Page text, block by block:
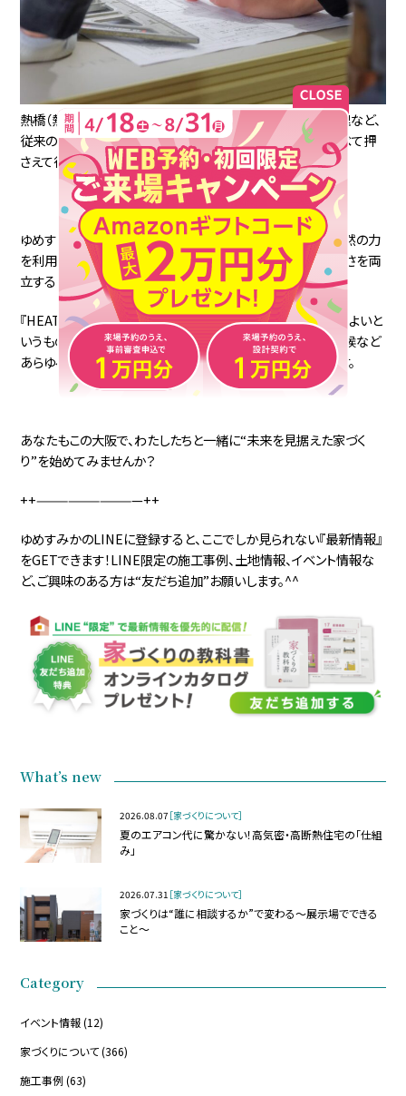
熱橋（熱の逃げ道）対策や断熱材の正しい施工方法、気密処理など、
従来の設計・施工では求められなかった細かなポイントをすべて押
さえて行かなければなりません。
ゆめすみかでは、大阪の気候に合わせた最適な断熱設計、自然の力
を利用したパッシブデザインを取り入れながら、省エネと快適さを両
立する技術を磨いてきました。
『HEAT20』の家づくりは、単に決められた基準をクリアすればよいと
いうものではなく、ご家族の暮らし方や敷地の特性、大阪の気候など
あらゆる点を考慮して、最適な設計を行うことが大切なのです。
あなたもこの大阪で、わたしたちと一緒に“未来を見据えた家づく
り”を始めてみませんか？
++——————————++
ゆめすみかのLINEに登録すると、ここでしか見られない『最新情報』
をGETできます！LINE限定の施工事例、土地情報、イベント情報な
ど、ご興味のある方は“友だち追加”お願いします。^^
What’s new
2026.08.07 ［家づくりについて］
夏のエアコン代に驚かない！高気密・高断熱住宅の「仕組
み」
2026.07.31 ［家づくりについて］
家づくりは“誰に相談するか”で変わる～展示場でできる
こと～
Category
イベント情報(12)
家づくりについて(366)
施工事例 (63)